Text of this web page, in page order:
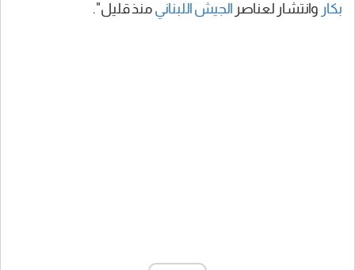
بكار وانتشار لعناصر الجيش اللبناني منذ قليل".